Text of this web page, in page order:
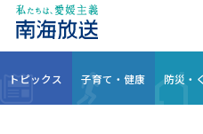
トピックス 子育て・健康 防災・